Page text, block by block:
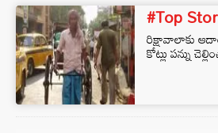
#Top
రిక్షావాలాకు
కోట్లు ప‌న్ను